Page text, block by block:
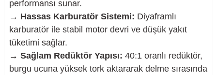
performansı sunar.
→ Hassas Karburatör Sistemi: Diyaframlı
karburatör ile stabil motor devri ve düşük yakıt
tüketimi sağlar.
→ Sağlam Redüktör Yapısı: 40:1 oranlı redüktör,
burgu ucuna yüksek tork aktararak delme sırasında